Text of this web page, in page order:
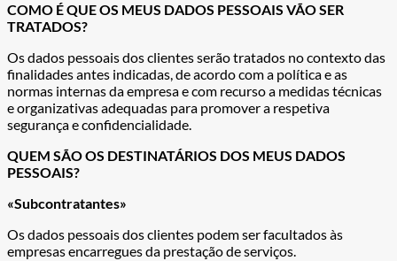
COMO É QUE OS MEUS DADOS PESSOAIS VÃO SER
TRATADOS?
Os dados pessoais dos clientes serão tratados no contexto das
finalidades antes indicadas, de acordo com a política e as
normas internas da empresa e com recurso a medidas técnicas
e organizativas adequadas para promover a respetiva
segurança e confidencialidade.
QUEM SÃO OS DESTINATÁRIOS DOS MEUS DADOS
PESSOAIS?
«Subcontratantes»
Os dados pessoais dos clientes podem ser facultados às
empresas encarregues da prestação de serviços.